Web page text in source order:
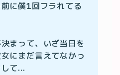
に僕1回フラれてる
まって、いざ当日を
にまだ言えてなかっ
て...